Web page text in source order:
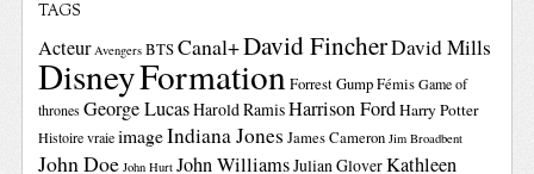
TAGS
Acteur Avengers BTSCanal+David FincherDavid Mills
DisneyFormationForrest GumpFémis Game of
thrones George LucasHarold RamisHarrison FordHarry Potter
Histoire vraie imageIndiana Jones James Cameron Jim Broadbent
John Doe John Hurt John WilliamsJulian GloverKathleen